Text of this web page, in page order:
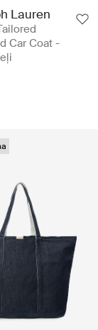
Lauren
Car Coat -